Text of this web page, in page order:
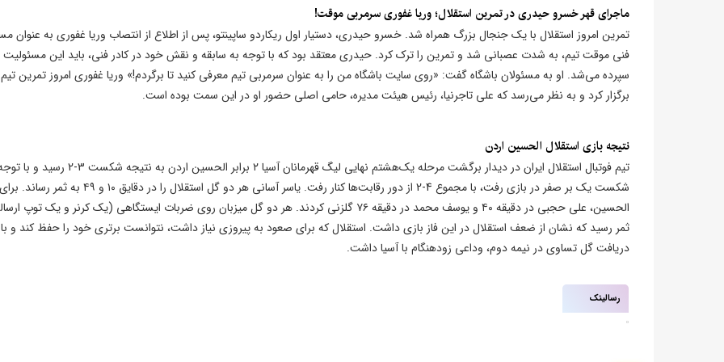
ماجرای قهر خسرو حیدری در تمرین استقلال؛ وریا غفوری سرمربی موقت!
تمرین امروز استقلال با یک جنجال بزرگ همراه شد. خسرو حیدری، دستیار اول ریکاردو ساپینتو، پس از اطلاع از انتصاب وریا غفوری به عنوان
فنی موقت تیم، به شدت عصبانی شد و تمرین را ترک کرد. حیدری معتقد بود که با توجه به سابقه و نقش خود در کادر فنی، باید این مسئولیت
سپرده می‌شد. او به مسئولان باشگاه گفت: «روی سایت باشگاه من را به عنوان سرمربی تیم معرفی کنید تا برگردم!» وریا غفوری امروز تمرین تیم
برگزار کرد و به نظر می‌رسد که علی تاجرنیا، رئیس هیئت مدیره، حامی اصلی حضور او در این سمت بوده است.
نتیجه بازی استقلال الحسین اردن
تیم فوتبال استقلال ایران در دیدار برگشت مرحله یک‌هشتم نهایی لیگ قهرمانان آسیا ۲ برابر الحسین اردن به
شکست یک بر صفر در بازی رفت، با مجموع 4-2 از دور رقابت‌ها کنار رفت. یاسر آسانی هر دو گل استقلال را در دقایق ۱۰ و ۴۹ به ثمر رساند. برای
الحسین، علی حجبی در دقیقه ۴۰ و یوسف محمد در دقیقه ۷۶ گلزنی کردند. هر دو گل میزبان روی ضربات ایستگاهی (یک کرنر و یک توپ
ثمر رسید که نشان از ضعف استقلال در این فاز بازی داشت. استقلال که برای صعود به پیروزی نیاز داشت، نتوانست برتری خود را حفظ کند و با
دریافت گل تساوی در نیمه دوم، وداعی زودهنگام با آسیا داشت.
رسالینک